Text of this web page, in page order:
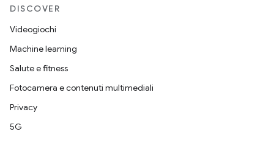
DISCOVER
Videogiochi
Machine learning
Salute e fitness
Fotocamera e contenuti multimediali
Privacy
5G